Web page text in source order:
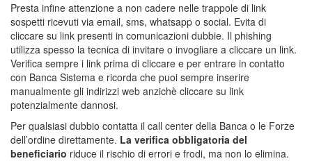
Presta infine attenzione a non cadere nelle trappole di link
sospetti ricevuti via email, sms, whatsapp o social. Evita di
cliccare su link presenti in comunicazioni dubbie. Il phishing
utilizza spesso la tecnica di invitare o invogliare a cliccare un link.
Verifica sempre i link prima di cliccare e per entrare in contatto
con Banca Sistema e ricorda che puoi sempre inserire
manualmente gli indirizzi web anzichè cliccare su link
potenzialmente dannosi.
Per qualsiasi dubbio contatta il call center della Banca o le Forze
dell’ordine direttamente. La verifica obbligatoria del
beneficiario riduce il rischio di errori e frodi, ma non lo elimina.